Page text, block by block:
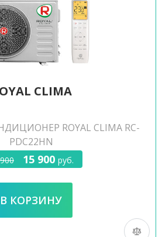
CLIMA
ROYAL CLIMA RC-
PDC22HN
15 900 руб.